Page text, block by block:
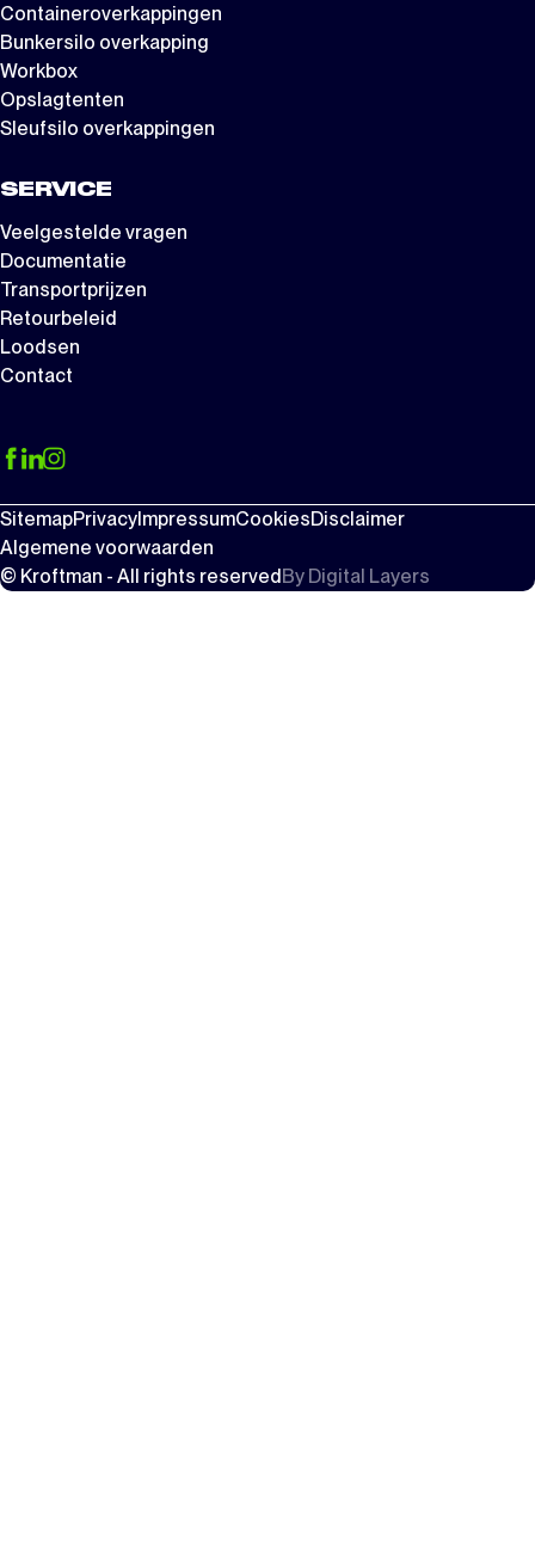
Containeroverkappingen
Bunkersilo overkapping
Workbox
Opslagtenten
Sleufsilo overkappingen
SERVICE
Veelgestelde vragen
Documentatie
Transportprijzen
Retourbeleid
Loodsen
Contact
SitemapPrivacyImpressumCookiesDisclaimer
Algemene voorwaarden
© Kroftman - All rights reservedBy Digital Layers